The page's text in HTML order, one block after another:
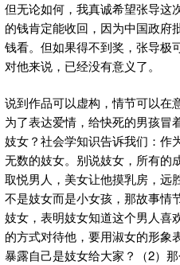
但无论如何，我真诚希望张导这
的钱肯定能收回，因为中国政府
钱看。但如果得不到奖，张导极
对他来说，已经没有意义了。
说到作品可以虚构，情节可以在
为了表达爱情，给快死的男孩冒
妓女？社会学知识告诉我们：作
无数的妓女。别说妓女，所有的
取悦男人，美女让他摸乳房，远
不是妓女而是小女孩，那故事情
妓女，表明妓女知道这个男人喜
的方式对待他，要用淑女的形象
暴露自己是妓女给大家？（2）